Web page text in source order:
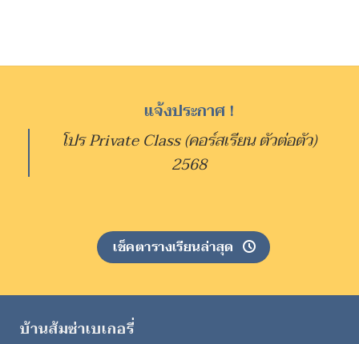
แจ้งประกาศ !
โปร Private Class (คอร์สเรียน ตัวต่อตัว)
2568
เช็คตารางเรียนล่าสุด
บ้านส้มซ่าเบเกอรี่